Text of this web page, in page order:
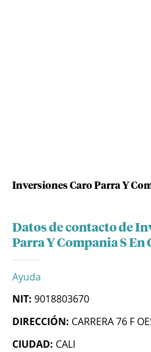
Inversiones Caro Parra Y
Datos de contacto de
Parra Y Compania S En
Ayuda
NIT: 9018803670
DIRECCIÓN: CARRERA 76 F
CIUDAD: CALI